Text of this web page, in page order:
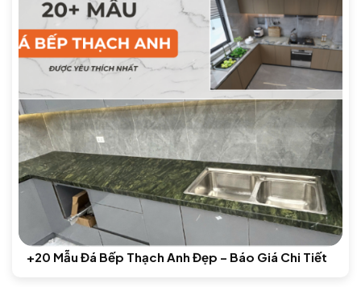
+20 Mẫu Đá Bếp Thạch Anh Đẹp – Báo Giá Chi Tiết